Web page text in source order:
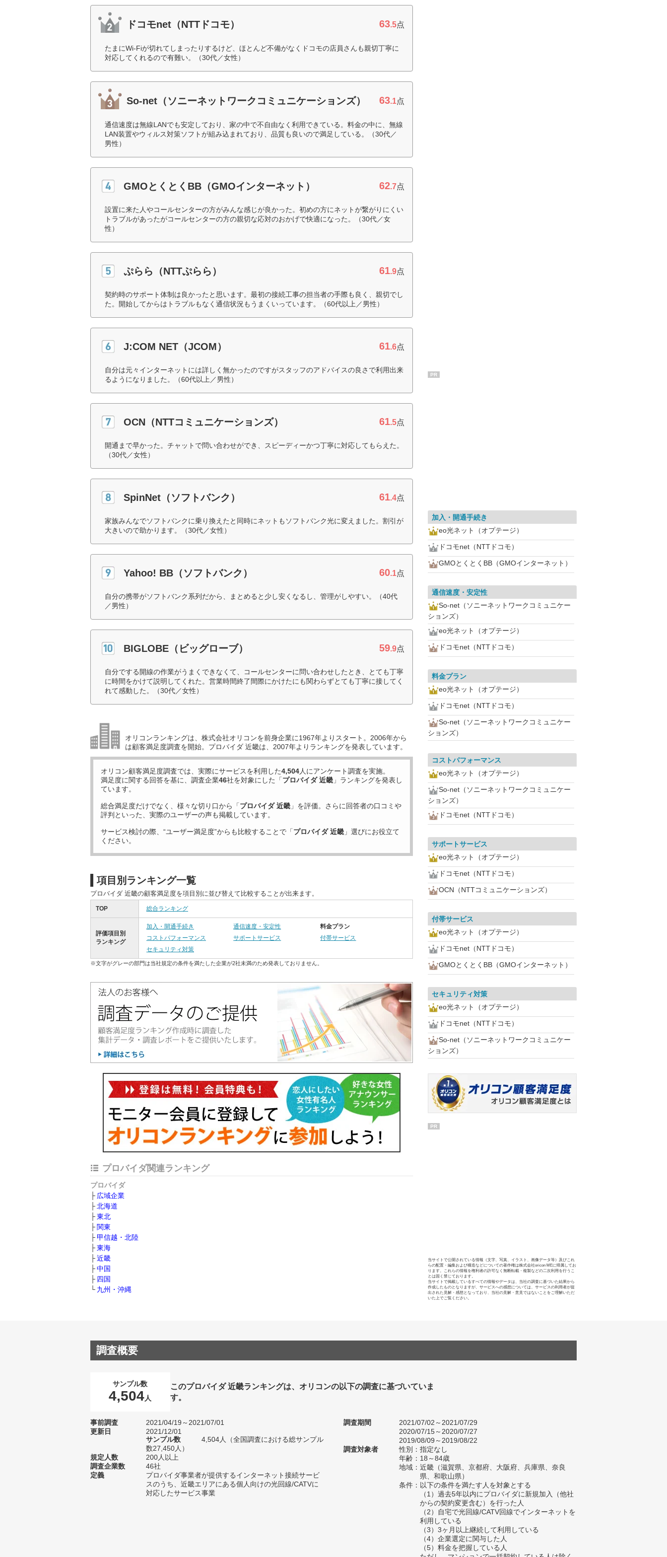
ドコモnet（NTTドコモ） 63.5点
たまにWi-Fiが切れてしまったりするけど、ほとんど不備がなくドコモの店員さんも親切丁寧に
対応してくれるので有難い。（30代／女性）
So-net（ソニーネットワークコミュニケーションズ） 63.1点
通信速度は無線LANでも安定しており、家の中で不自由なく利用できている。料金の中に、無線
LAN装置やウィルス対策ソフトが組み込まれており、品質も良いので満足している。（30代／
男性）
GMOとくとくBB（GMOインターネット） 62.7点
設置に来た人やコールセンターの方がみんな感じが良かった。初めの方にネットが繋がりにくい
トラブルがあったがコールセンターの方の親切な応対のおかげで快適になった。（30代／女
性）
ぷらら（NTTぷらら） 61.9点
契約時のサポート体制は良かったと思います。最初の接続工事の担当者の手際も良く、親切でし
た。開始してからはトラブルもなく通信状況もうまくいっています。（60代以上／男性）
J:COM NET（JCOM） 61.6点
自分は元々インターネットには詳しく無かったのですがスタッフのアドバイスの良さで利用出来
るようになりました。（60代以上／男性）
OCN（NTTコミュニケーションズ） 61.5点
開通まで早かった。チャットで問い合わせができ、スピーディーかつ丁寧に対応してもらえた。
（30代／女性）
SpinNet（ソフトバンク） 61.4点
家族みんなでソフトバンクに乗り換えたと同時にネットもソフトバンク光に変えました。割引が
大きいので助かります。（30代／女性）
Yahoo! BB（ソフトバンク） 60.1点
自分の携帯がソフトバンク系列だから、まとめると少し安くなるし、管理がしやすい。（40代
／男性）
BIGLOBE（ビッグローブ） 59.9点
自分でする開線の作業がうまくできなくて、コールセンターに問い合わせしたとき、とても丁寧
に時間をかけて説明してくれた。営業時間終了間際にかけたにも関わらずとても丁寧に接してく
れて感動した。（30代／女性）
オリコンランキングは、株式会社オリコンを前身企業に1967年よりスタート。2006年から
は顧客満足度調査を開始。プロバイダ 近畿は、2007年よりランキングを発表しています。
オリコン顧客満足度調査では、実際にサービスを利用した4,504人にアンケート調査を実施。
満足度に関する回答を基に、調査企業46社を対象にした「プロバイダ 近畿 」ランキングを発表し
ています。
総合満足度だけでなく、様々な切り口から「プロバイダ 近畿 」を評価。さらに回答者の口コミや
評判といった、実際のユーザーの声も掲載しています。
サービス検討の際、“ユーザー満足度”からも比較することで「プロバイダ 近畿 」選びにお役立て
ください。
項目別ランキング一覧
プロバイダ 近畿の顧客満足度を項目別に並び替えて比較することが出来ます。
TOP 総合ランキング
評価項目別
ランキング
加入・開通手続き 通信速度・安定性
料金プラン
コストパフォーマンス
サポートサービス
付帯サービス
セキュリティ対策
※文字がグレーの部門は当社規定の条件を満たした企業が2社未満のため発表しておりません。
プロバイダ関連ランキング
プロバイダ
広域企業
北海道
東北
関東
甲信越・北陸
東海
近畿
中国
四国
九州・沖縄
PR
加入・開通手続き
eo光ネット（オプテージ）
ドコモnet（NTTドコモ）
GMOとくとくBB（GMOインターネット）
通信速度・安定性
So-net（ソニーネットワークコミュニケー
ションズ）
eo光ネット（オプテージ）
ドコモnet（NTTドコモ）
料金プラン
eo光ネット（オプテージ）
ドコモnet（NTTドコモ）
So-net（ソニーネットワークコミュニケー
ションズ）
コストパフォーマンス
eo光ネット（オプテージ）
So-net（ソニーネットワークコミュニケー
ションズ）
ドコモnet（NTTドコモ）
サポートサービス
eo光ネット（オプテージ）
ドコモnet（NTTドコモ）
OCN（NTTコミュニケーションズ）
付帯サービス
eo光ネット（オプテージ）
ドコモnet（NTTドコモ）
GMOとくとくBB（GMOインターネット）
セキュリティ対策
eo光ネット（オプテージ）
ドコモnet（NTTドコモ）
So-net（ソニーネットワークコミュニケー
ションズ）
PR
当サイトで公開されている情報（文字、写真、イラスト、画像データ等）及びこれ
らの配置・編集および構造などについての著作権は株式会社oricon MEに帰属してお
ります。これらの情報を権利者の許可なく無断転載・複製などの二次利用を行うこ
とは固く禁じております。
当サイトで掲載しているすべての情報やデータは、当社の調査に基づいた結果から
作成したものとなりますが、サービスへの感想については、サービスの利用者が提
出された見解・感想となっており、当社の見解・意見ではないことをご理解いただ
いた上でご覧ください。
調査概要
サンプル数
4,504人
このプロバイダ 近畿ランキングは、オリコンの以下の調査に基づいていま
す。
事前調査
2021/04/19～2021/07/01
更新日
2021/12/01
サンプル数
4,504人（全国調査における総サンプル
数27,450人）
規定人数
200人以上
調査企業数
46社
定義
プロバイダ事業者が提供するインターネット接続サービ
スのうち、近畿エリアにある個人向けの光回線/CATVに
対応したサービス事業
調査期間
2021/07/02～2021/07/29
2020/07/15～2020/07/27
2019/08/09～2019/08/22
調査対象者
性別：指定なし
年齢：18～84歳
地域：近畿（滋賀県、京都府、大阪府、兵庫県、奈良
県、和歌山県）
条件：以下の条件を満たす人を対象とする
（1）過去5年以内にプロバイダに新規加入（他社
からの契約変更含む）を行った人
（2）自宅で光回線/CATV回線でインターネットを
利用している
（3）3ヶ月以上継続して利用している
（4）企業選定に関与した人
（5）料金を把握している人